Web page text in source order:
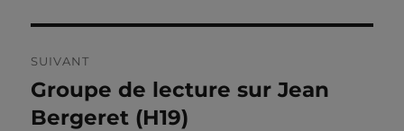
SUIVANT
Publication
suivante :
Groupe de lecture sur Jean
Bergeret (H19)